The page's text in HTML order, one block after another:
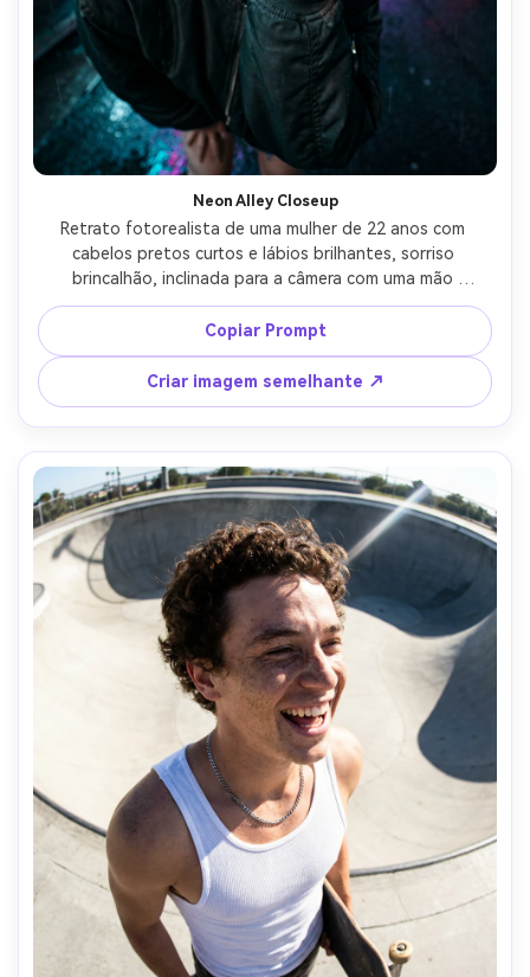
Neon Alley Closeup
Retrato fotorealista de uma mulher de 22 anos com
cabelos pretos curtos e lábios brilhantes, sorriso
brincalhão, inclinada para a câmera com uma mão
emoldurar seu rosto, jaqueta bomber oversized e brincos
prateados, beco de neon chuvoso à noite com reflexos,
sinalização ciano e magenta, luz dramática da borda mais
preenchimento macio, Sony A7IV, lente olho de peixe de
8mm f/4, perspectiva extrema de perto com olhos
centrados e linhas de fundo curvas, grau de cor
cinematográfica vibrante, textura e poros naturais da
pele, foco nítido nos olhos, grão de filme sutil-AR 4:5
Copiar Prompt
Criar imagem semelhante ↗